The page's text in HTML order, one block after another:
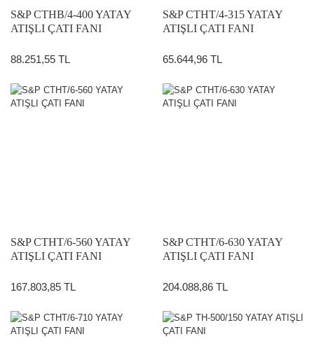
S&P CTHB/4-400 YATAY
ATIŞLI ÇATI FANI
88.251,55 TL
S&P CTHT/4-315 YATAY
ATIŞLI ÇATI FANI
65.644,96 TL
S&P CTHT/6-560 YATAY
ATIŞLI ÇATI FANI
167.803,85 TL
S&P CTHT/6-630 YATAY
ATIŞLI ÇATI FANI
204.088,86 TL